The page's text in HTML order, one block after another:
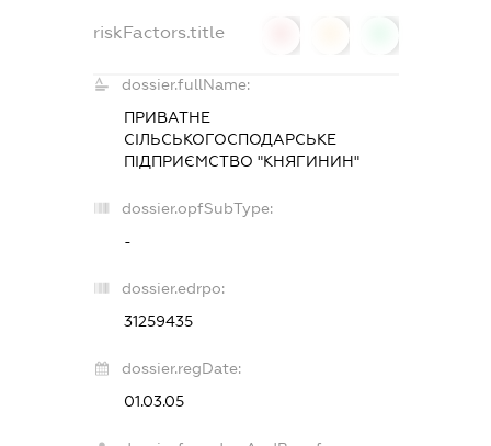
riskFactors.title
dossier.fullName:
ПРИВАТНЕ
СІЛЬСЬКОГОСПОДАРСЬКЕ
ПІДПРИЄМСТВО "КНЯГИНИН"
dossier.opfSubType:
-
dossier.edrpo:
31259435
dossier.regDate:
01.03.05